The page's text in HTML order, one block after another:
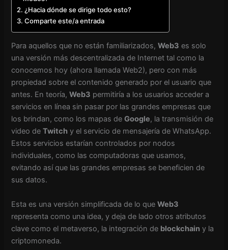
¿Hacia dónde se dirige todo esto?
Comparte este/a entrada
Para aquellos que no están familiarizados,Web3 es solo
una versión más descentralizada de Internet tal como la
conocemos hoy (ahora llamada Web2), pero con más
propiedad sobre el contenido generado por el usuario que
antes. En teoría,Web3 permitiría a los usuarios acceder a
servicios en línea sin pasar por las grandes empresas que
los brindan, como los mapas deGoogle, la transmisión de
video deTwitch y el servicio de mensajería de WhatsApp.
Estos servicios estarían controlados por nodos
individuales, como las computadoras que usamos,
evitando así que las grandes empresas se beneficien de
sus datos.
Esta es una versión simplificada de lo queWeb3
representa como una idea, y deja de lado otros atributos
clave como el metaverso, la integración de blockchain y la
criptomoneda.